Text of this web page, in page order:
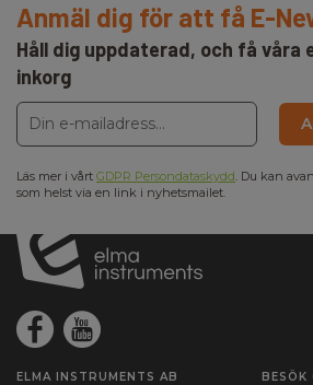
Anmäl dig för att få E-
Håll dig uppdaterad, och få våra
inkorg
Läs mer i vårt GDPR Persondataskydd. Du kan
som helst via en link i nyhetsmailet.
ELMA INSTRUMENTS AB BESÖK